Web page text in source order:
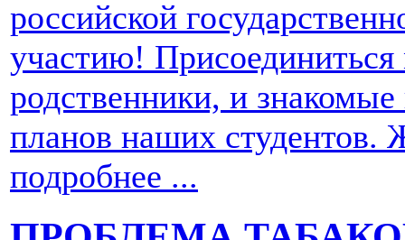
российской
участию!
родственники, и
планов наших
подробнее ...